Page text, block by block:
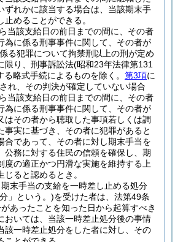
ずれかに該当する場合は、当該期末手
めることができる。
当該支給日の前日までの間に、その者
為に係る刑事事件に関して、その者が
る犯罪について拘禁刑以上の刑が定め
限り、刑事訴訟法(昭和23年法律第131
略式手続によるものを除く。 第3項に
れ、その判決が確定していない場合
当該支給日の前日までの間に、その者
為に係る刑事事件に関して、その者が
はその者から聴取した事項若しくは調
事実に基づき、その者に犯罪があると
合であって、その者に対し期末手当を
公務に対する住民の信頼を確保し、期
度の適正かつ円滑な実施を維持する上
ると認めるとき。
末手当の支給を一時差し止める処分
」という。)を受けた者は、法第49条
あったことを知った日から起算すべき
おいては、当該一時差止処分後の事情
該一時差止処分をした者に対し、その